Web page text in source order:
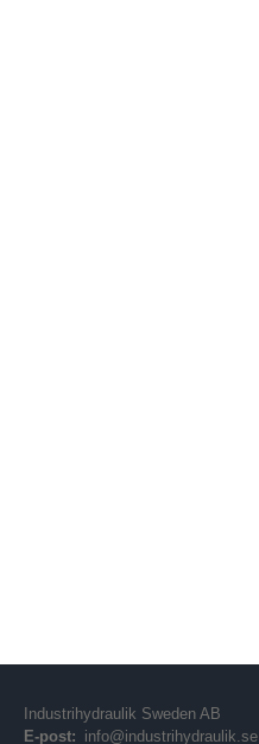
Industrihydraulik Sweden AB
E-post: info@industrihydraulik.se